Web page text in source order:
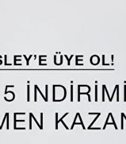
Üyelik Sözleşmesi
Çerez
Bilgilendirmesi